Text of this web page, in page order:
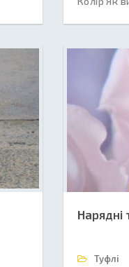
Нарядні
Туфлі